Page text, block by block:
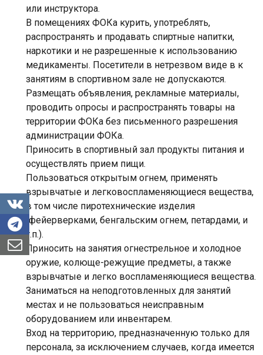
или инструктора.
В помещениях ФОКа курить, употреблять,
распространять и продавать спиртные напитки,
наркотики и не разрешенные к использованию
медикаменты. Посетители в нетрезвом виде в к
занятиям в спортивном зале не допускаются.
Размещать объявления, рекламные материалы,
проводить опросы и распространять товары на
территории ФОКа без письменного разрешения
администрации ФОКа.
Приносить в спортивный зал продукты питания и
осуществлять прием пищи.
Пользоваться открытым огнем, применять
взрывчатые и легковоспламеняющиеся вещества,
в том числе пиротехнические изделия
(фейерверками, бенгальским огнем, петардами, и
т.п.).
Приносить на занятия огнестрельное и холодное
оружие, колюще-режущие предметы, а также
взрывчатые и легко воспламеняющиеся вещества.
Заниматься на неподготовленных для занятий
местах и не пользоваться неисправным
оборудованием или инвентарем.
Вход на территорию, предназначенную только для
персонала, за исключением случаев, когда имеется